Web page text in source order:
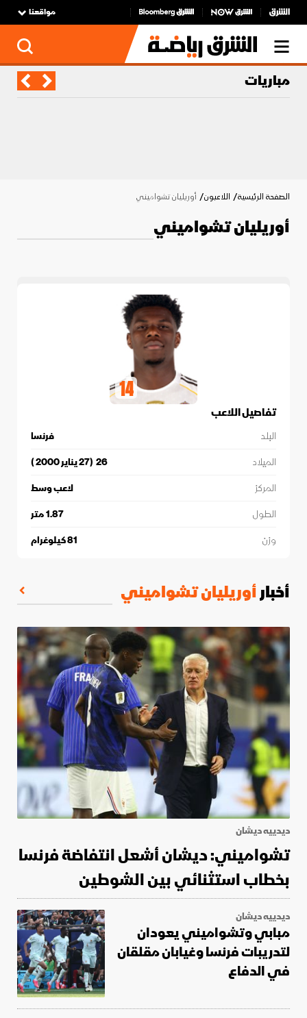
مواقعنا
مباريات
الصفحة الرئيسية اللاعبون أوريليان تشواميني
أوريليان تشواميني
تفاصيل اللاعب
فرنسا
البلد
26
(27 يناير 2000 )
الميلاد
لاعب وسط
المركز
1.87متر
الطول
81كيلوغرام وزن
14
أخبارأوريليان تشواميني
ديدييه ديشان
تشواميني: ديشان أشعل انتفاضة فرنسا
بخطاب استثنائي بين الشوطين
ديدييه ديشان
مبابي وتشواميني يعودان
لتدريبات فرنسا وغيابان مقلقان
في الدفاع